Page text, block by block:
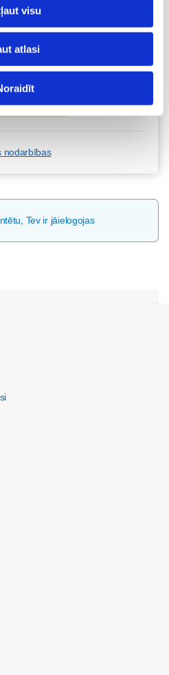
visu
atlasi
ar dažādiem bērniem?
nodarbības
Tev ir jāielogojas